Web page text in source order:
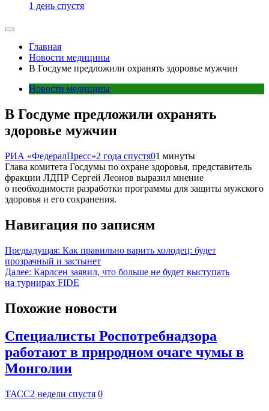
1 день спустя
Главная
Новости медицины
В Госдуме предложили охранять здоровье мужчин
Новости медицины
В Госдуме предложили охранять
здоровье мужчин
РИА «ФедералПресс»2 года спустя01 минуты
Глава комитета Госдумы по охране здоровья, представитель
фракции ЛДПР Сергей Леонов выразил мнение
о необходимости разработки программы для защиты мужского
здоровья и его сохранения.
Навигация по записям
Предыдущая: Как правильно варить холодец: будет
прозрачный и застынет
Далее: Карлсен заявил, что больше не будет выступать
на турнирах FIDE
Похожие новости
Специалисты Роспотребнадзора
работают в природном очаге чумы в
Монголии
ТАСС2 недели спустя 0